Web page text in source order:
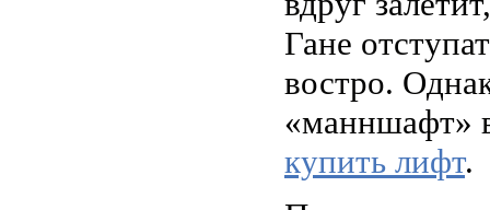
Гане
востро.
«манншафт»
купить лифт.